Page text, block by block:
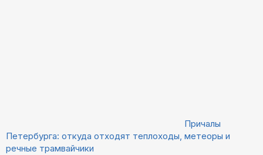
Причалы
Петербурга: откуда отходят теплоходы, метеоры и
речные трамвайчики